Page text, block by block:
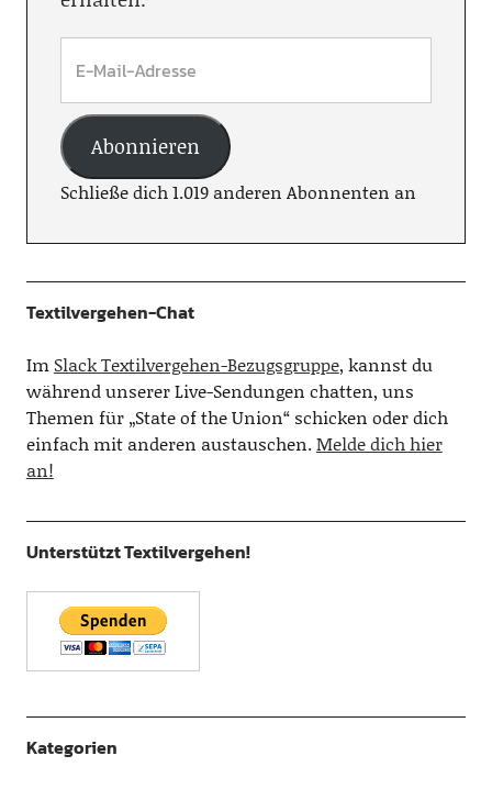
Abonnieren
Schließe dich 1.019 anderen Abonnenten an
Textilvergehen-Chat
Im Slack Textilvergehen-Bezugsgruppe, kannst du
während unserer Live-Sendungen chatten, uns
Themen für „State of the Union“ schicken oder dich
einfach mit anderen austauschen.Melde dich hier
an!
Unterstützt Textilvergehen!
Kategorien